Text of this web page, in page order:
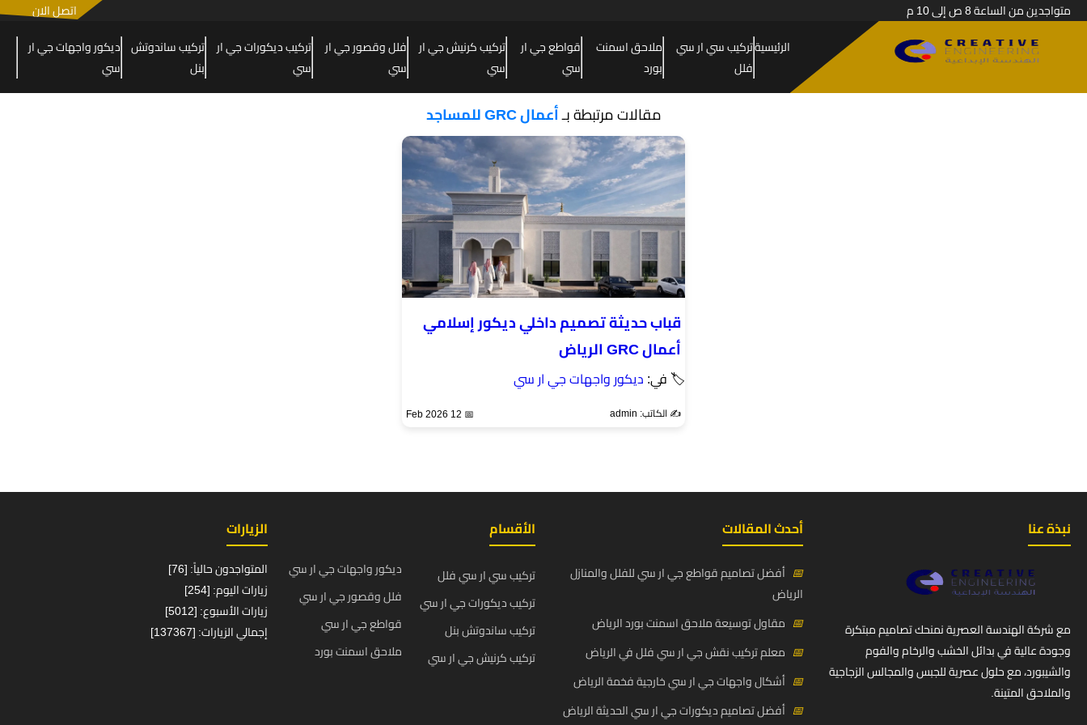
متواجدين من الساعة 8 ص إلى 10 م
اتصل الان
الرئيسيةتركيب سي ار سي
فلل
ملاحق اسمنت
بورد
قواطع جي ار
سي
تركيب كرنيش جي ار
سي
فلل وقصور جي ار
سي
تركيب ديكورات جي ار
سي
تركيب ساندوتش
بنل
ديكور واجهات جي ار
سي
مقالات مرتبطة بـأعمال GRC للمساجد
قباب حديثة تصميم داخلي ديكور إسلامي
أعمال GRC الرياض
🏷 في: ديكور واجهات جي ار سي
✍️ الكاتب: admin 📅 12 Feb 2026
نبذة عنا
مع شركة الهندسة العصرية نمنحك تصاميم مبتكرة
وجودة عالية في بدائل الخشب والرخام والفوم
والشيبورد، مع حلول عصرية للجبس والمجالس الزجاجية
والملاحق المتينة.
أحدث المقالات
📅 أفضل تصاميم قواطع جي ار سي للفلل والمنازل
الرياض
📅 مقاول توسيعة ملاحق اسمنت بورد الرياض
📅 معلم تركيب نقش جي ار سي فلل في الرياض
📅 أشكال واجهات جي ار سي خارجية فخمة الرياض
📅 أفضل تصاميم ديكورات جي ار سي الحديثة الرياض
الأقسام
تركيب سي ار سي فلل
تركيب ديكورات جي ار سي
تركيب ساندوتش بنل
تركيب كرنيش جي ار سي
ديكور واجهات جي ار سي
فلل وقصور جي ار سي
قواطع جي ار سي
ملاحق اسمنت بورد
الزيارات
المتواجدون حالياً: [76]
زيارات اليوم: [254]
زيارات الأسبوع: [5012]
إجمالي الزيارات: [137367]